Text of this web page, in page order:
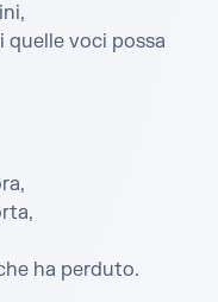
quelle voci possa
ha perduto.